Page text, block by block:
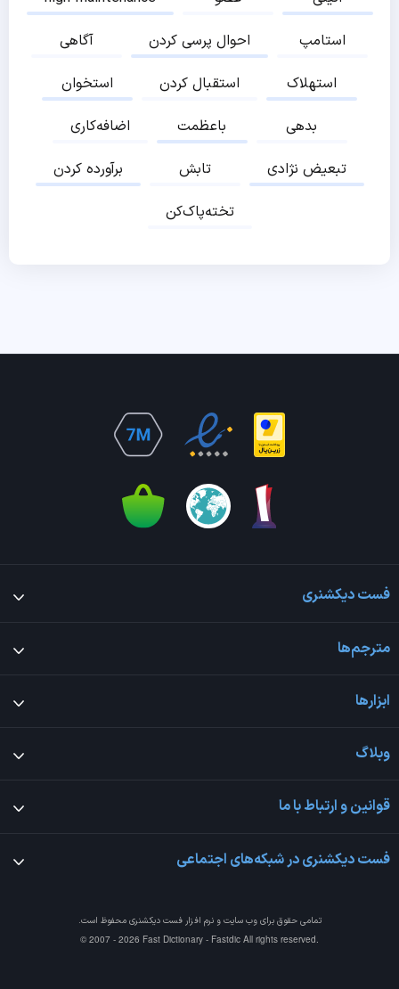
آگاهی
احوال پرسی کردن
استامپ
استخوان
استقبال کردن
استهلاک
اضافه‌کاری
باعظمت
بدهی
برآورده کردن
تابش
تبعیض نژادی
تخته‌پاک‌کن
فست دیکشنری
مترجم‌ها
ابزارها
وبلاگ
قوانین و ارتباط با ما
فست دیکشنری در شبکه‌های اجتماعی
تمامی حقوق برای وب سایت و نرم افزارفست دیکشنری محفوظ است.
© 2007 - 2026 Fast Dictionary - Fastdic All rights reserved.